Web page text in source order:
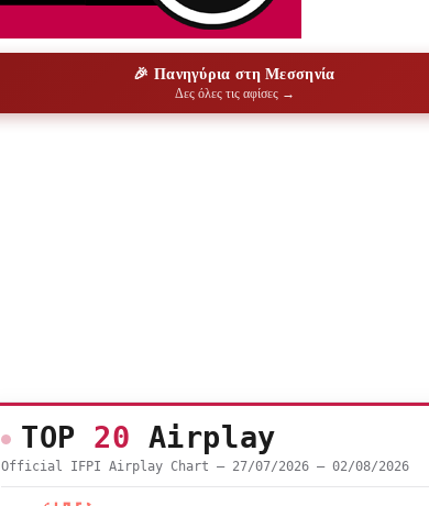
🎉 Πανηγύρια στη Μεσσηνία
Δες όλες τις αφίσες →
TOP 20 Airplay
Official IFPI Airplay Chart — 27/07/2026 – 02/08/2026